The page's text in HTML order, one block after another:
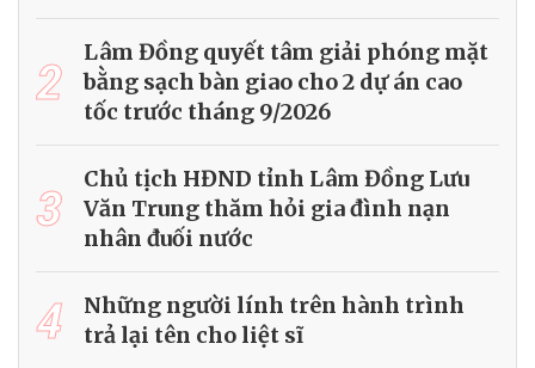
2
Lâm Đồng quyết tâm giải phóng mặt
bằng sạch bàn giao cho 2 dự án cao
tốc trước tháng 9/2026
3
Chủ tịch HĐND tỉnh Lâm Đồng Lưu
Văn Trung thăm hỏi gia đình nạn
nhân đuối nước
4
Những người lính trên hành trình
trả lại tên cho liệt sĩ